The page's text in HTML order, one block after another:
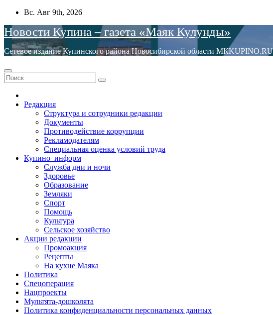
Перейти
содержимому
Вс. Авг 9th, 2026
Новости Купина – газета «Маяк Кулунды»
Сетевое издание Купинского района Новосибирской области
Редакция
Структура и сотрудники редакции
Документы
Противодействие коррупции
Рекламодателям
Специальная оценка условий труда
Купино–информ
Служба дни и ночи
Здоровье
Образование
Земляки
Спорт
Помощь
Культура
Сельское хозяйство
Акции редакции
Промоакция
Рецепты
На кухне Маяка
Политика
Спецоперация
Нацпроекты
Мультята-дошколята
Политика конфиденциальности персональных данных